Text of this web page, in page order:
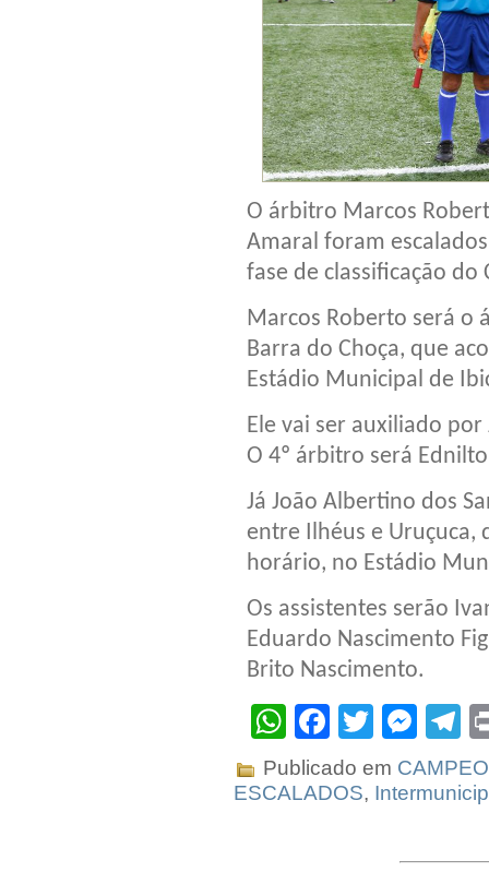
O árbitro Marcos
Amaral foram
fase de classificação
Marcos Roberto será o
Barra do Choça, que
Estádio Municipal de
Ele vai ser auxiliado por
O 4º árbitro será
Já João Albertino dos
entre Ilhéus e Uruçuca,
horário, no Estádio
Os assistentes serão
Eduardo Nascimento
Brito Nascimento.
WhatsApp
Facebook
Twitter
Publicado em
ESCALADOS,